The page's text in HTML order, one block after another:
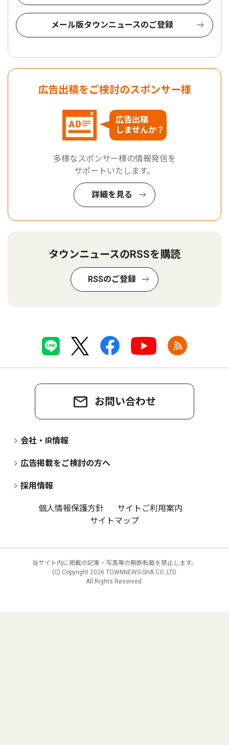
メール版タウンニュースのご登録
広告出稿をご検討のスポンサー様
広告出稿
しませんか？
多様なスポンサー様の情報発信を
サポートいたします。
詳細を見る
タウンニュースのRSSを購読
RSSのご登録
お問い合わせ
会社・IR情報
広告掲載をご検討の方へ
採用情報
個人情報保護方針
サイトご利用案内
サイトマップ
当サイト内に掲載の記事・写真等の無断転載を禁止します。
(C) Copyright 2026 TOWNNEWS-SHA CO.,LTD.
All Rights Reserved.